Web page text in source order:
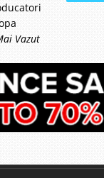
Canapea
Burgundy
Canapele extensibile
Burgundy Gama de
canapele extensibile
Vazut